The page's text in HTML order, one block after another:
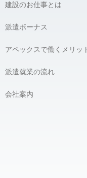
建設のお仕事とは
派遣ボーナス
アペックスで働くメリッ
派遣就業の流れ
会社案内